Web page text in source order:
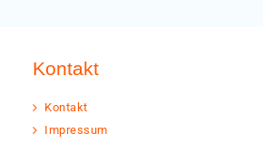
Kontakt
Kontakt
Impressum